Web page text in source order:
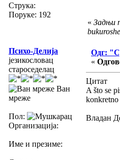
Струка:
Поруке: 192
« Задњи
bukuroshe
Психо-Делија
језикословац
староседелац
Ван
мреже
Пол:
Организација:
Име и презиме:
Одг:
«
Цитат
A što se
konkretno
Владан